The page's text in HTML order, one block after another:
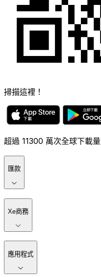
掃描這裡！
超過 11300 萬次全球下載量
匯款
Xe商務
應用程式